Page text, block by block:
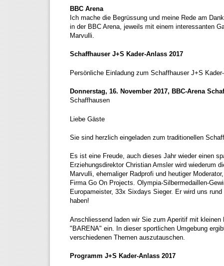
BBC Arena
Ich mache die Begrüssung und meine Rede am
in der BBC Arena, jeweils mit einem interessanten
Marvulli.
Schaffhauser J+S Kader-Anlass 2017
Persönliche Einladung zum Schaffhauser J+S
Donnerstag, 16. November 2017, BBC-Arena
Schaffhausen
Liebe Gäste
Sie sind herzlich eingeladen zum traditionellen
Es ist eine Freude, auch dieses Jahr wieder einen
Erziehungsdirektor Christian Amsler wird wiederum
Marvulli, ehemaliger Radprofi und heutiger
Firma Go On Projects. Olympia-Silbermedaillen-
Europameister, 33x Sixdays Sieger. Er wird uns
haben!
Anschliessend laden wir Sie zum Aperitif mit
"BARENA" ein. In dieser sportlichen Umgebung
verschiedenen Themen auszutauschen.
Programm J+S Kader-Anlass 2017